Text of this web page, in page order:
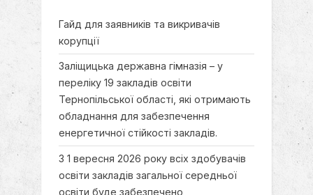
Гайд для заявників та викривачів
корупції
Заліщицька державна гімназія – у
переліку 19 закладів освіти
Тернопільської області, які отримають
обладнання для забезпечення
енергетичної стійкості закладів.
З 1 вересня 2026 року всіх здобувачів
освіти закладів загальної середньої
освіти буде забезпечено